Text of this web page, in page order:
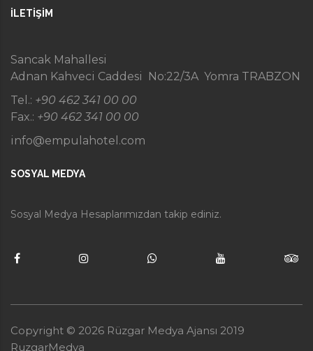
İLETIŞIM
Sancak Mahallesi
Adnan Kahveci Caddesi No:22/3A Yomra TRABZON
Tel.: +90 462 341 00 00
Fax.: +90 462 341 00 00
info@empulahotel.com
SOSYAL MEDYA
Sosyal Medya Hesaplarımızdan takip ediniz.
Copyright © 2026 Rüzgar Medya Ajansı 2019
RuzgarMedya